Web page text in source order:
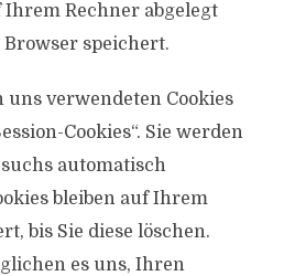
Ihrem Rechner abgelegt
speichert.
uns verwendeten Cookies
Cookies“. Sie werden
automatisch
bleiben auf Ihrem
bis Sie diese löschen.
es uns, Ihren